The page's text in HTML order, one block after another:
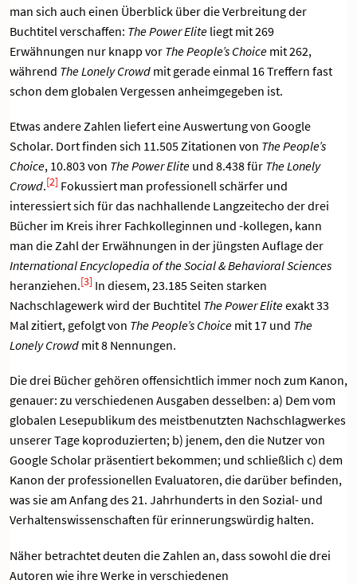
man sich auch einen Überblick über die Verbreitung der
Buchtitel verschaffen: The Power Elite liegt mit 269
Erwähnungen nur knapp vor The People’s Choice mit 262,
während The Lonely Crowd mit gerade einmal 16 Treffern fast
schon dem globalen Vergessen anheimgegeben ist.
Etwas andere Zahlen liefert eine Auswertung von Google
Scholar. Dort finden sich 11.505 Zitationen von The People’s
Choice, 10.803 von The Power Elite und 8.438 für The Lonely
Crowd.[2] Fokussiert man professionell schärfer und
interessiert sich für das nachhallende Langzeitecho der drei
Bücher im Kreis ihrer Fachkolleginnen und -kollegen, kann
man die Zahl der Erwähnungen in der jüngsten Auflage der
International Encyclopedia of the Social & Behavioral Sciences
heranziehen.[3] In diesem, 23.185 Seiten starken
Nachschlagewerk wird der Buchtitel The Power Eliteexakt 33
Mal zitiert, gefolgt von The People’s Choice mit 17 und The
Lonely Crowd mit 8 Nennungen.
Die drei Bücher gehören offensichtlich immer noch zum Kanon,
genauer: zu verschiedenen Ausgaben desselben: a) Dem vom
globalen Lesepublikum des meistbenutzten Nachschlagwerkes
unserer Tage koproduzierten; b) jenem, den die Nutzer von
Google Scholar präsentiert bekommen; und schließlich c) dem
Kanon der professionellen Evaluatoren, die darüber befinden,
was sie am Anfang des 21. Jahrhunderts in den Sozial- und
Verhaltenswissenschaften für erinnerungswürdig halten.
Näher betrachtet deuten die Zahlen an, dass sowohl die drei
Autoren wie ihre Werke in verschiedenen